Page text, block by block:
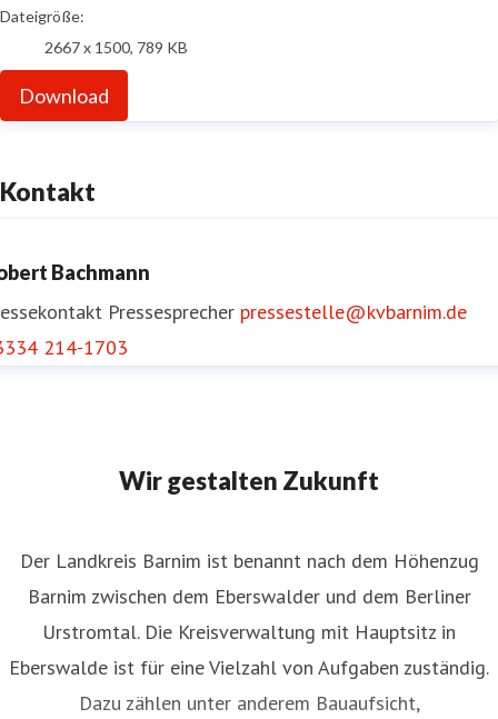
Dateigröße:
2667 x 1500, 789 KB
Download
Kontakt
Bachmann
Pressesprecher pressestelle@kvbarnim.de
214-1703
Wir gestalten Zukunft
Der Landkreis Barnim ist benannt nach dem Höhenzug
Barnim zwischen dem Eberswalder und dem Berliner
Urstromtal. Die Kreisverwaltung mit Hauptsitz in
Eberswalde ist für eine Vielzahl von Aufgaben zuständig.
Dazu zählen unter anderem Bauaufsicht,